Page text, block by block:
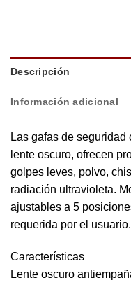
Descripción
Información adicional
Las gafas de
lente oscuro, ofrecen
golpes leves, polvo,
radiación ultravioleta.
ajustables a 5
requerida por el
Características
Lente oscuro